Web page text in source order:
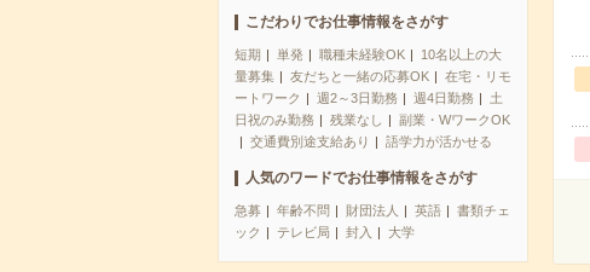
こだわりでお仕事情報をさがす
短期 単発 職種未経験OK
10名以上の大
量募集
友だちと一緒の応募OK
在宅・リモ
ートワーク
週2～3日勤務 週4日勤務
土
日祝のみ勤務
残業なし
副業・WワークOK
交通費別途支給あり
語学力が活かせる
人気のワードでお仕事情報をさがす
急募 年齢不問 財団法人 英語
書類チェ
ック
テレビ局 封入 大学